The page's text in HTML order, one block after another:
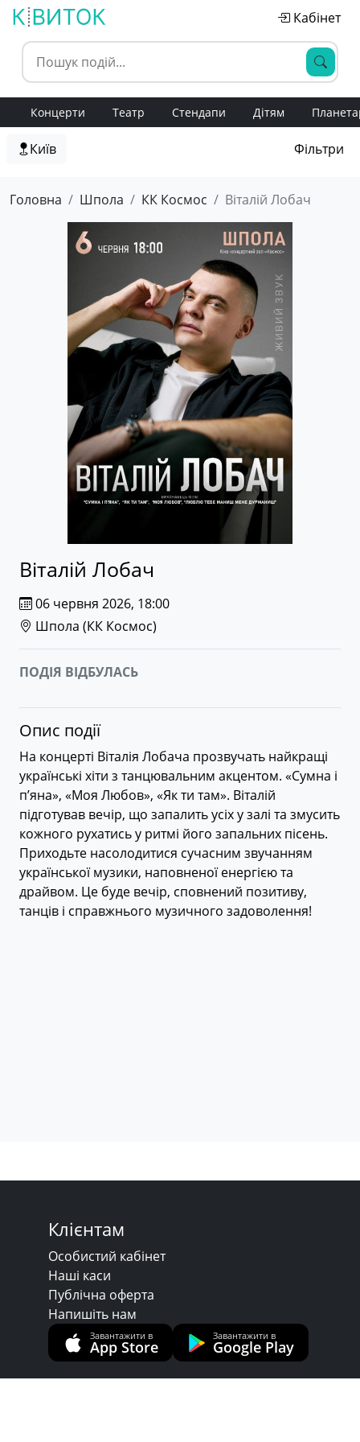
Кабінет
Концерти Театр Стендапи Дітям
Київ Фільтри
Головна Шпола КК Космос Віталій Лобач
Віталій Лобач
06 червня 2026, 18:00
Шпола (КК Космос)
ПОДІЯ ВІДБУЛАСЬ
Опис події
На концерті Віталія Лобача прозвучать найкращі
українські хіти з танцювальним акцентом. «Сумна і
пʼяна», «Моя Любов», «Як ти там». Віталій
підготував вечір, що запалить усіх у залі та змусить
кожного рухатись у ритмі його запальних пісень.
Приходьте насолодитися сучасним звучанням
української музики, наповненої енергією та
драйвом. Це буде вечір, сповнений позитиву,
танців і справжнього музичного задоволення!
Клієнтам
Особистий кабінет
Наші каси
Публічна оферта
Напишіть нам
Завантажити в
App Store
Завантажити в
Google Play